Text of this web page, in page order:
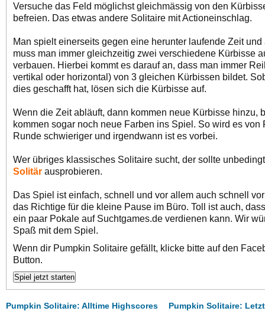
Versuche das Feld möglichst gleichmässig von den
befreien. Das etwas andere Solitaire mit Actioneinschlag.
Man spielt einerseits gegen eine herunter laufende Zeit und
muss man immer gleichzeitig zwei verschiedene Kürbisse
verbauen. Hierbei kommt es darauf an, dass man immer
vertikal oder horizontal) von 3 gleichen Kürbissen bildet.
dies geschafft hat, lösen sich die Kürbisse auf.
Wenn die Zeit abläuft, dann kommen neue Kürbisse hinzu,
kommen sogar noch neue Farben ins Spiel. So wird es von
Runde schwieriger und irgendwann ist es vorbei.
Wer übriges klassisches Solitaire sucht, der sollte
Solitär ausprobieren.
Das Spiel ist einfach, schnell und vor allem auch schnell
das Richtige für die kleine Pause im Büro. Toll ist auch,
ein paar Pokale auf Suchtgames.de verdienen kann. Wir
Spaß mit dem Spiel.
Wenn dir Pumpkin Solitaire gefällt, klicke bitte auf den
Button.
Pumpkin Solitaire: Alltime Highscores Pumpkin Solitaire: